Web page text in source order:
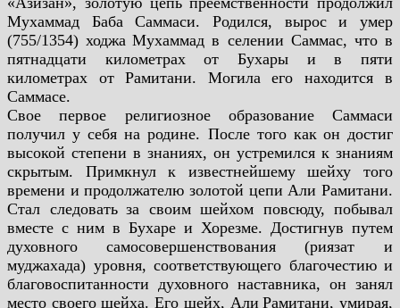
Мухаммад Баба Саммаси. Родился, вырос и умер
(755/1354) ходжа Мухаммад в селении Саммас, что в
пятнадцати километрах от Бухары и в пяти
километрах от
Рамитани. Могила его находится в
Саммасе.
Свое первое религиозное образование Саммаси
получил у себя на родине. После того как он достиг
высокой степени в знаниях, он устремился к знаниям
скрытым. Примкнул к известнейшему шейху того
времени и продолжателю золотой цепи Али Рамитани.
Стал следовать за своим шейхом повсюду, побывал
вместе с ним в Бухаре и Хорезме. Достигнув путем
духовного
самосовершенствования (риязат и
муджахада) уровня, соответствующего благочестию и
благовоспитанности духовного наставника, он занял
место своего шейха. Его шейх, Али Рамитани, умирая,